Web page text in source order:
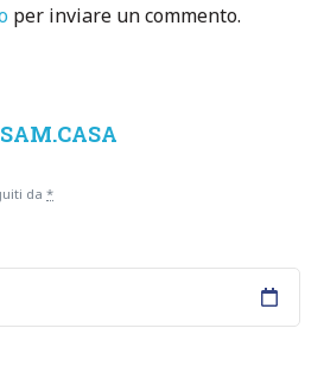
per inviare un commento.
da *